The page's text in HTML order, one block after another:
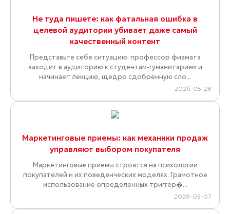
Не туда пишете: как фатальная ошибка в
целевой аудитории убивает даже самый
качественный контент
Представьте себе ситуацию: профессор физмата
заходит в аудиторию к студентам-гуманитариям и
начинает лекцию, щедро сдобренную сло...
2026-05-28
Маркетинговые приемы: как механики продаж
управляют выбором покупателя
Маркетинговые приемы строятся на психологии
покупателей и их поведенческих моделях. Грамотное
использование определенных триггер�...
2026-05-07